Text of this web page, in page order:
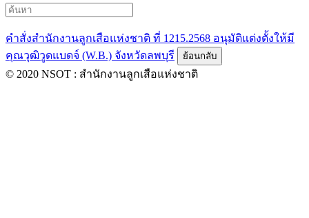
คำสั่งสำนักงานลูกเสือแห่งชาติ ที่ 1215.2568 อนุมัติแต่งตั้งให้มี
คุณวุฒิวูดแบดจ์ (W.B.) จังหวัดลพบุรี
© 2020 NSOT : สำนักงานลูกเสือแห่งชาติ